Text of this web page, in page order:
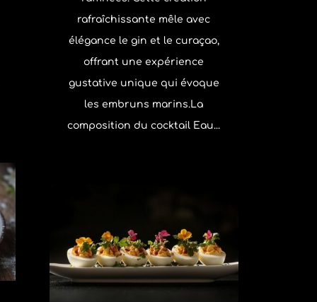
rafraîchissante mêle avec
élégance le gin et le curaçao,
offrant une expérience
gustative unique qui évoque
les embruns marins.La
composition du cocktail Eau...